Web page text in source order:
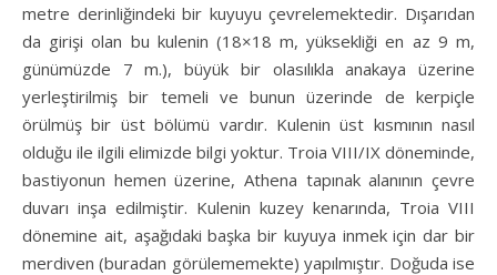
metre derinliğindeki bir kuyuyu çevrelemektedir. Dışarıdan
da girişi olan bu kulenin (18×18 m, yüksekliği en az 9 m,
günümüzde 7 m.), büyük bir olasılıkla anakaya üzerine
yerleştirilmiş bir temeli ve bunun üzerinde de kerpiçle
örülmüş bir üst bölümü vardır. Kulenin üst kısmının nasıl
olduğu ile ilgili elimizde bilgi yoktur. Troia VIII/IX döneminde,
bastiyonun hemen üzerine, Athena tapınak alanının çevre
duvarı inşa edilmiştir. Kulenin kuzey kenarında, Troia VIII
dönemine ait, aşağıdaki başka bir kuyuya inmek için dar bir
merdiven (buradan görülememekte) yapılmıştır. Doğuda ise